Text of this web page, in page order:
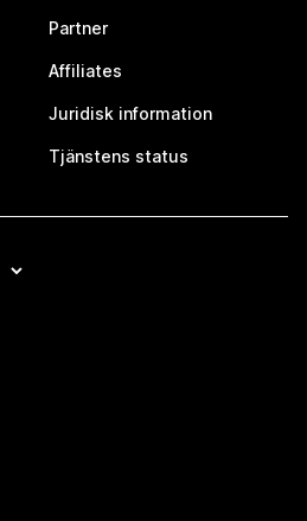
Partner
Affiliates
Juridisk information
Tjänstens status